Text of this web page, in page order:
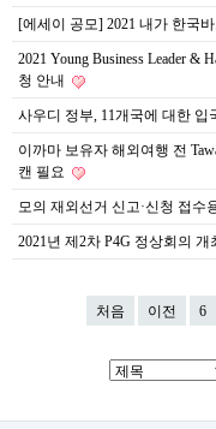
[에세이 공모] 2021 내가 한국
2021 Young Business Leader &
청 안내
사우디 정부, 11개국에 대한 입
이까마 보유자 해외여행 전
캔 필요
모의 재외선거 신고·신청 접수
2021년 제2차 P4G 정상회의 개
처음 이전 6